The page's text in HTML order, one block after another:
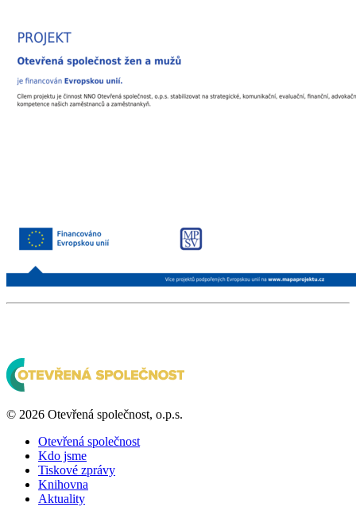
© 2026 Otevřená společnost, o.p.s.
Otevřená společnost
Kdo jsme
Tiskové zprávy
Knihovna
Aktuality